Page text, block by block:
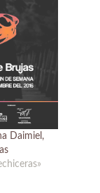
Daimiel,